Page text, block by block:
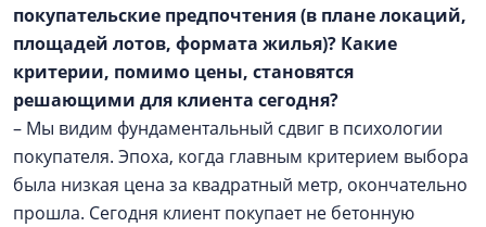
покупательские предпочтения (в плане локаций,
площадей лотов, формата жилья)? Какие
критерии, помимо цены, становятся
решающими для клиента сегодня?
– Мы видим фундаментальный сдвиг в психологии
покупателя. Эпоха, когда главным критерием выбора
была низкая цена за квадратный метр, окончательно
прошла. Сегодня клиент покупает не бетонную